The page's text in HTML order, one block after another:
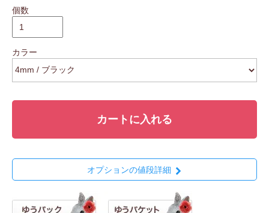
個数
カラー
カートに入れる
オプションの値段詳細